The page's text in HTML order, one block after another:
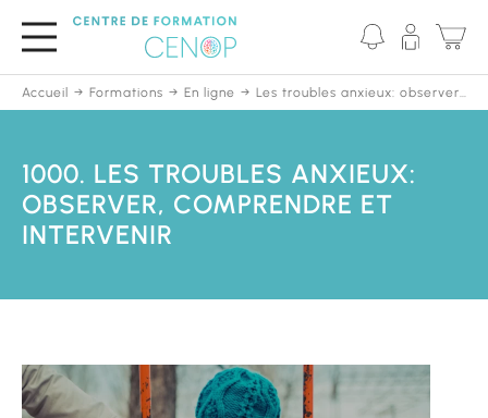
principal
Accueil Formations En ligne Les troubles anxieux: observer, comprendre et intervenir
1000. LES TROUBLES ANXIEUX:
OBSERVER, COMPRENDRE ET
INTERVENIR